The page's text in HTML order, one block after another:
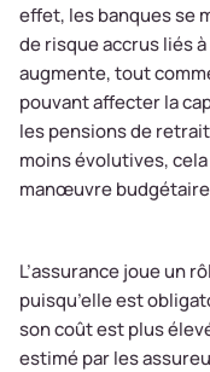
effet, les banques se
de risque accrus liés
augmente, tout
pouvant affecter la
les pensions de
moins évolutives,
manœuvre budgétaire
L’assurance joue un
puisqu’elle est
son coût est plus
estimé par les